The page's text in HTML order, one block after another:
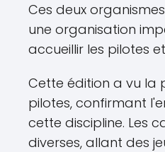
Ces deux
une organisation
accueillir les pilotes
Cette édition a vu la
pilotes, confirmant
cette discipline. Les
diverses, allant des